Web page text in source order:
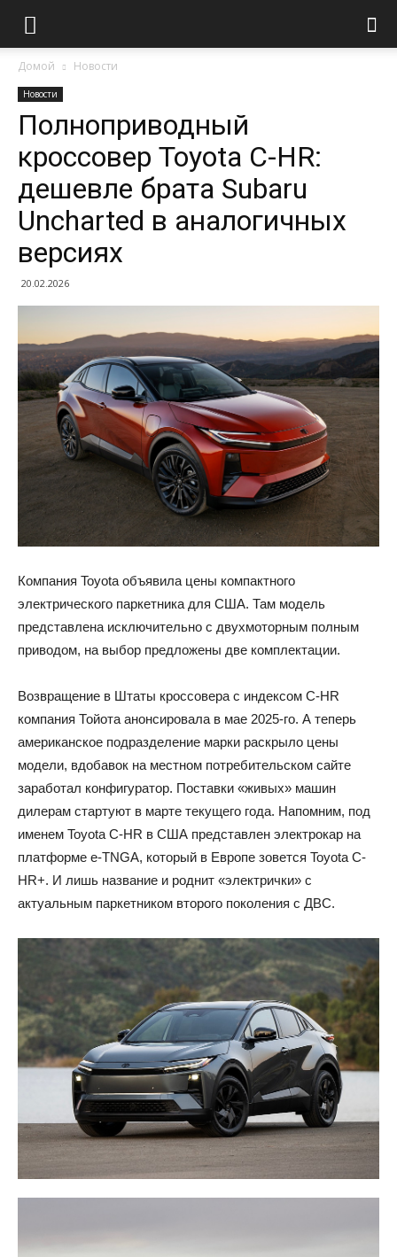
Домой Новости
Новости
Полноприводный
кроссовер Toyota C-HR:
дешевле брата Subaru
Uncharted в аналогичных
версиях
20.02.2026
Компания Toyota объявила цены компактного
электрического паркетника для США. Там модель
представлена исключительно с двухмоторным полным
приводом, на выбор предложены две комплектации.
Возвращение в Штаты кроссовера с индексом C-HR
компания Тойота анонсировала в мае 2025-го. А теперь
американское подразделение марки раскрыло цены
модели, вдобавок на местном потребительском сайте
заработал конфигуратор. Поставки «живых» машин
дилерам стартуют в марте текущего года. Напомним, под
именем Toyota C-HR в США представлен электрокар на
платформе e-TNGA, который в Европе зовется Toyota C-
HR+. И лишь название и роднит «электрички» с
актуальным паркетником второго поколения с ДВС.